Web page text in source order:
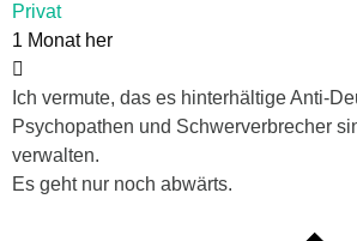
Privat
1 Monat her
Ich vermute, das es hinterhältige Anti-
Psychopathen und Schwerverbrecher
verwalten.
Es geht nur noch abwärts.